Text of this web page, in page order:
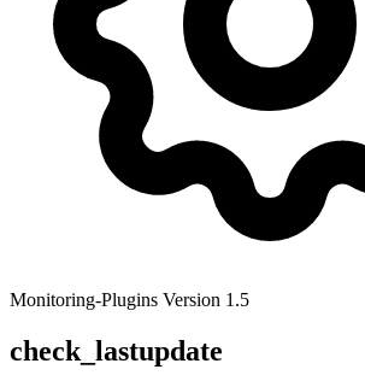
Monitoring-Plugins Version 1.5
check_lastupdate